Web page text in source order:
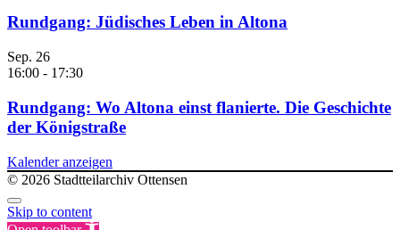
Rundgang: Jüdisches Leben in Altona
Sep. 26
16:00 - 17:30
Rundgang: Wo Altona einst flanierte. Die Geschichte
der Königstraße
Kalender anzeigen
© 2026 Stadtteilarchiv Ottensen
Skip to content